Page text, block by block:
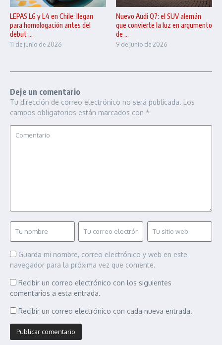
LEPAS L6 y L4 en Chile: llegan
para homologación antes del
debut ...
11 de junio de 2026
Nuevo Audi Q7: el SUV alemán
que convierte la luz en argumento
de ...
9 de junio de 2026
Deje un comentario
Tu dirección de correo electrónico no será publicada. Los
campos obligatorios están marcados con *
Guarda mi nombre, correo electrónico y web en este
navegador para la próxima vez que comente.
Recibir un correo electrónico con los siguientes
comentarios a esta entrada.
Recibir un correo electrónico con cada nueva entrada.